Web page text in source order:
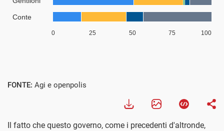
FONTE: Agi e openpolis
Il fatto che questo governo, come i precedenti d'altronde,